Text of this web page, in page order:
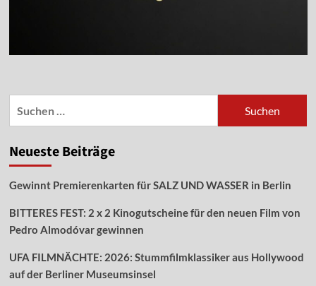
Neueste Beiträge
Gewinnt Premierenkarten für SALZ UND WASSER in Berlin
BITTERES FEST: 2 x 2 Kinogutscheine für den neuen Film von
Pedro Almodóvar gewinnen
UFA FILMNÄCHTE: 2026: Stummfilmklassiker aus Hollywood
auf der Berliner Museumsinsel